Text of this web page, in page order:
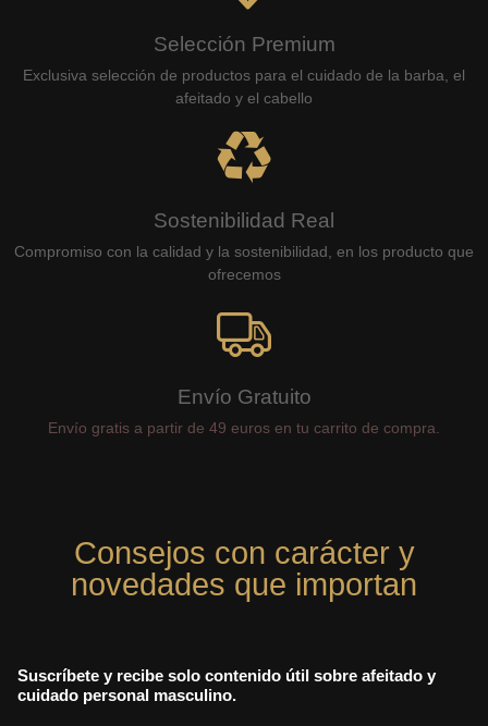
Selección Premium
Exclusiva selección de productos para el cuidado de la barba, el
afeitado y el cabello
Sostenibilidad Real
Compromiso con la calidad y la sostenibilidad, en los producto que
ofrecemos
Envío Gratuito
Envío gratis a partir de 49 euros en tu carrito de compra.
Consejos con carácter y
novedades que importan
Suscríbete y recibe solo contenido útil sobre afeitado y
cuidado personal masculino.